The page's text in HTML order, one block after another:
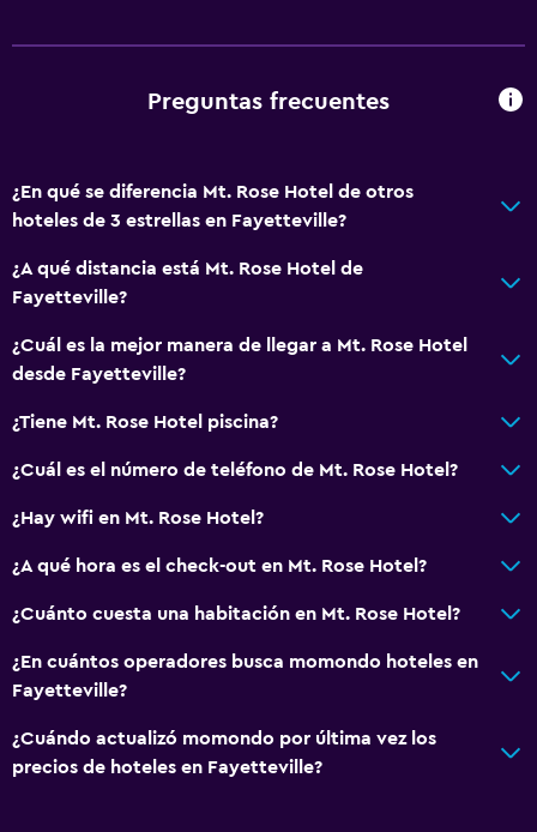
Papel higiénico
Camas extralargas (+2 m)
Perchero
Enchufe cerca de la cama
Estacionamiento y transporte
Estacionamiento gratuito
Estacionamiento privado
Lavandería
Plancha y tabla de planchar
Tendedero
Comedor
Máquina expendedora (bebidas)
Máquina expendedora (botanas)
Sistema de entretenimiento
Preguntas frecuentes
¿En qué se diferencia Mt. Rose Hotel de otros
hoteles de 3 estrellas en Fayetteville?
¿A qué distancia está Mt. Rose Hotel de
Fayetteville?
¿Cuál es la mejor manera de llegar a Mt. Rose Hotel
desde Fayetteville?
¿Tiene Mt. Rose Hotel piscina?
¿Cuál es el número de teléfono de Mt. Rose Hotel?
¿Hay wifi en Mt. Rose Hotel?
¿A qué hora es el check-out en Mt. Rose Hotel?
¿Cuánto cuesta una habitación en Mt. Rose Hotel?
¿En cuántos operadores busca momondo hoteles en
Fayetteville?
¿Cuándo actualizó momondo por última vez los
precios de hoteles en Fayetteville?